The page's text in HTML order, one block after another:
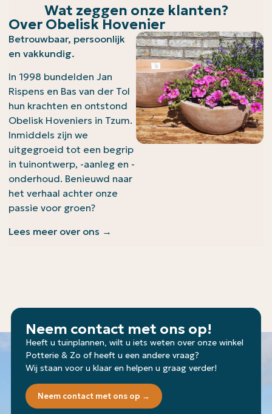
Wat zeggen onze klanten?
Over Obelisk Hovenier
Betrouwbaar, persoonlijk
en vakkundig.
In 1998 bundelden Jan
Rispens en Bas van der Tol
hun krachten en ontstond
Obelisk Hoveniers in Tzum.
Inmiddels zijn we
uitgegroeid tot een begrip
in tuinontwerp, -aanleg en -
onderhoud. Benieuwd naar
het verhaal achter onze
passie voor groen?
Lees meer over ons →
Neem contact met ons op!
Heeft u tuinplannen, wilt u iets weten over onze winkel
Potterie & Zo of heeft u een andere vraag?
Wij staan voor u klaar en helpen u graag verder!
Neem contact met ons op →